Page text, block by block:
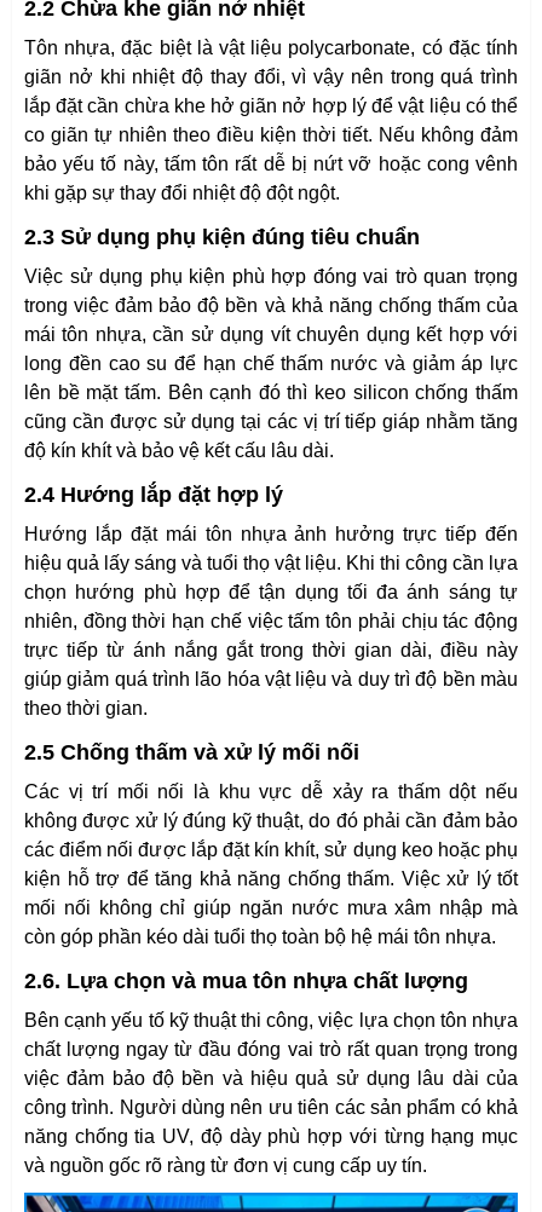
2.2 Chừa khe giãn nở nhiệt
Tôn nhựa, đặc biệt là vật liệu polycarbonate, có đặc tính
giãn nở khi nhiệt độ thay đổi, vì vậy nên trong quá trình
lắp đặt cần chừa khe hở giãn nở hợp lý để vật liệu có thể
co giãn tự nhiên theo điều kiện thời tiết. Nếu không đảm
bảo yếu tố này, tấm tôn rất dễ bị nứt vỡ hoặc cong vênh
khi gặp sự thay đổi nhiệt độ đột ngột.
2.3 Sử dụng phụ kiện đúng tiêu chuẩn
Việc sử dụng phụ kiện phù hợp đóng vai trò quan trọng
trong việc đảm bảo độ bền và khả năng chống thấm của
mái tôn nhựa, cần sử dụng vít chuyên dụng kết hợp với
long đền cao su để hạn chế thấm nước và giảm áp lực
lên bề mặt tấm. Bên cạnh đó thì keo silicon chống thấm
cũng cần được sử dụng tại các vị trí tiếp giáp nhằm tăng
độ kín khít và bảo vệ kết cấu lâu dài.
2.4 Hướng lắp đặt hợp lý
Hướng lắp đặt mái tôn nhựa ảnh hưởng trực tiếp đến
hiệu quả lấy sáng và tuổi thọ vật liệu. Khi thi công cần lựa
chọn hướng phù hợp để tận dụng tối đa ánh sáng tự
nhiên, đồng thời hạn chế việc tấm tôn phải chịu tác động
trực tiếp từ ánh nắng gắt trong thời gian dài, điều này
giúp giảm quá trình lão hóa vật liệu và duy trì độ bền màu
theo thời gian.
2.5 Chống thấm và xử lý mối nối
Các vị trí mối nối là khu vực dễ xảy ra thấm dột nếu
không được xử lý đúng kỹ thuật, do đó phải cần đảm bảo
các điểm nối được lắp đặt kín khít, sử dụng keo hoặc phụ
kiện hỗ trợ để tăng khả năng chống thấm. Việc xử lý tốt
mối nối không chỉ giúp ngăn nước mưa xâm nhập mà
còn góp phần kéo dài tuổi thọ toàn bộ hệ mái tôn nhựa.
2.6. Lựa chọn và mua tôn nhựa chất lượng
Bên cạnh yếu tố kỹ thuật thi công, việc lựa chọn tôn nhựa
chất lượng ngay từ đầu đóng vai trò rất quan trọng trong
việc đảm bảo độ bền và hiệu quả sử dụng lâu dài của
công trình. Người dùng nên ưu tiên các sản phẩm có khả
năng chống tia UV, độ dày phù hợp với từng hạng mục
và nguồn gốc rõ ràng từ đơn vị cung cấp uy tín.